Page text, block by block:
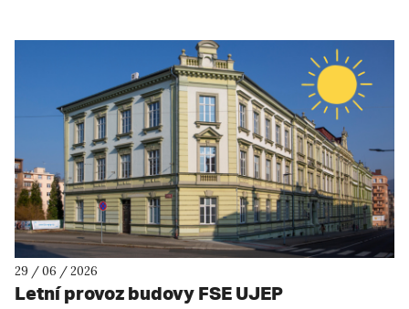
29 / 06 / 2026
Letní provoz budovy FSE UJEP